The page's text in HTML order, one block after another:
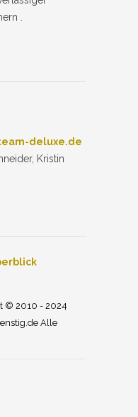
.
deluxe.de
Kristin
© 2010 - 2024
Alle